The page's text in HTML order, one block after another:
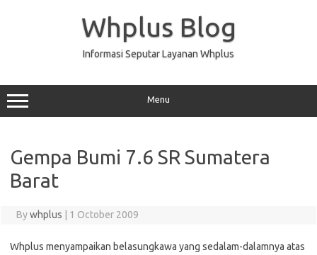
Whplus Blog
Informasi Seputar Layanan Whplus
Menu
Gempa Bumi 7.6 SR Sumatera
Barat
Bywhplus 1 October 2009
Whplus menyampaikan belasungkawa yang sedalam-dalamnya atas